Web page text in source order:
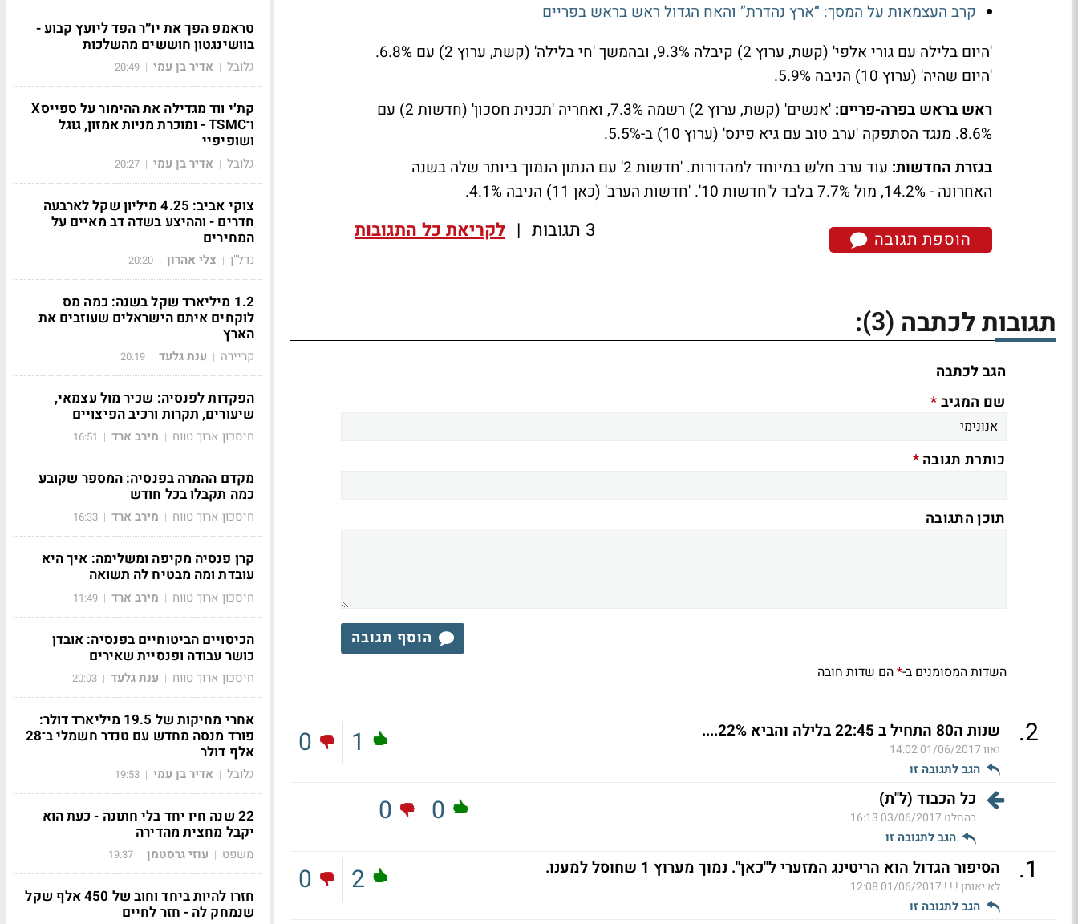
קרב העצמאות על המסך: “ארץ נהדרת” והאח הגדול ראש בראש בפריים
'היום בלילה עם גורי אלפי' (קשת, ערוץ 2) קיבלה 9.3%, ובהמשך 'חי בלילה' (קשת, ערוץ 2) עם 6.8%.
'היום שהיה' (ערוץ 10) הניבה 5.9%.
ראש בראש בפרה-פריים:
'אנשים' (קשת, ערוץ 2) רשמה 7.3%, ואחריה 'תכנית חסכון' (חדשות 2) עם
8.6%. מנגד הסתפקה 'ערב טוב עם גיא פינס' (ערוץ 10) ב-5.5%.
בגזרת החדשות:
עוד ערב חלש במיוחד למהדורות. 'חדשות 2' עם הנתון הנמוך ביותר שלה בשנה
האחרונה - 14.2%, מול 7.7% בלבד ל'חדשות 10'. 'חדשות הערב' (כאן 11) הניבה 4.1%.
הוספת תגובה 3 תגובות | לקריאת כל התגובות
תגובות לכתבה (3)
:
הגב לכתבה
שם המגיב*
כותרת תגובה*
תוכן התגובה
הוסף תגובה
השדות המסומנים ב-*הם שדות חובה
2
. שנות ה80 התחיל ב 22:45 בלילה והביא 22%....
ואוו01/06/2017 14:02
הגב לתגובה זו
1
0
כל הכבוד (ל"ת)
בהחלט 03/06/2017 16:13
הגב לתגובה זו
0
0
1
. הסיפור הגדול הוא הריטינג המזערי ל"כאן". נמוך מערוץ 1 שחוסל למענו.
לא יאומן ! ! ! 01/06/2017 12:08
הגב לתגובה זו
2
0
טראמפ הפך את יו״ר הפד ליועץ קבוע -
בוושינגטון חוששים מהשלכות
גלובל | אדיר בן עמי |
20:49
קת׳י ווד מגדילה את ההימור על ספייסX
ו־TSMC - ומוכרת מניות אמזון, גוגל
ושופיפיי
גלובל | אדיר בן עמי |
20:27
צוקי אביב: 4.25 מיליון שקל לארבעה
חדרים - וההיצע בשדה דב מאיים על
המחירים
נדל"ן | צלי אהרון |
20:20
1.2 מיליארד שקל בשנה: כמה מס
לוקחים איתם הישראלים שעוזבים את
הארץ
קריירה | ענת גלעד |
20:19
הפקדות לפנסיה: שכיר מול עצמאי,
שיעורים, תקרות ורכיב הפיצויים
חיסכון ארוך טווח | מירב ארד |
16:51
מקדם ההמרה בפנסיה: המספר שקובע
כמה תקבלו בכל חודש
חיסכון ארוך טווח | מירב ארד |
16:33
קרן פנסיה מקיפה ומשלימה: איך היא
עובדת ומה מבטיח לה תשואה
חיסכון ארוך טווח | מירב ארד |
11:49
הכיסויים הביטוחיים בפנסיה: אובדן
כושר עבודה ופנסיית שאירים
חיסכון ארוך טווח | ענת גלעד |
20:03
אחרי מחיקות של 19.5 מיליארד דולר:
פורד מנסה מחדש עם טנדר חשמלי ב־28
אלף דולר
גלובל | אדיר בן עמי |
19:53
22 שנה חיו יחד בלי חתונה - כעת הוא
יקבל מחצית מהדירה
משפט | עוזי גרסטמן |
19:37
חזרו להיות ביחד וחוב של 450 אלף שקל
שנמחק לה - חזר לחיים